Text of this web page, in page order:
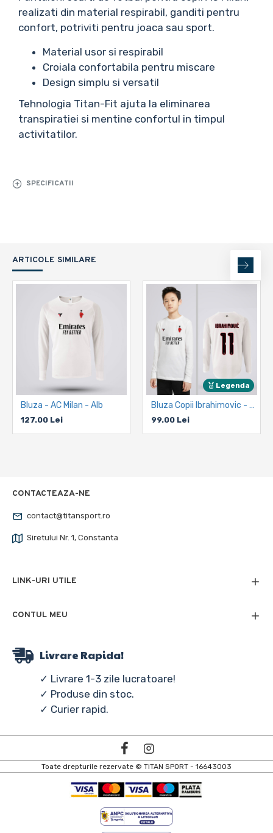
realizati din material respirabil, ganditi pentru
confort, potriviti pentru joaca sau sport.
Material usor si respirabil
Croiala confortabila pentru miscare
Design simplu si versatil
Tehnologia Titan-Fit ajuta la eliminarea
transpiratiei si mentine confortul in timpul
activitatilor.
SPECIFICATII
ARTICOLE SIMILARE
Bluza - AC Milan - Alb
127.00 Lei
Legenda
Bluza Copii Ibrahimovic - AC Milan - Alb
99.00 Lei
CONTACTEAZA-NE
contact@titansport.ro
Siretului Nr. 1, Constanta
LINK-URI UTILE
CONTUL MEU
Livrare Rapida!
✓ Livrare 1-3 zile lucratoare!
✓ Produse din stoc.
✓ Curier rapid.
Toate drepturile rezervate © TITAN SPORT - 16643003